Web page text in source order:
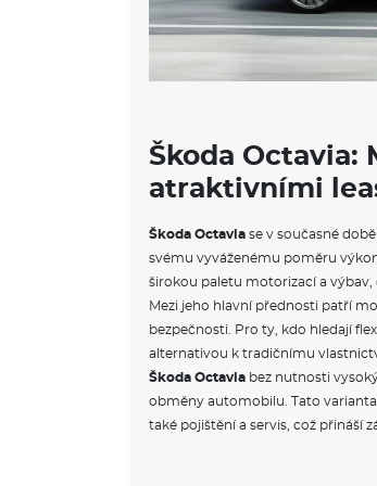
Škoda Octavia:
atraktivními
Škoda Octavia se v současné
svému vyváženému poměru
širokou paletu motorizací a výbav,
Mezi jeho hlavní přednosti patří
bezpečnosti. Pro ty, kdo hledají
alternativou k tradičnímu
Škoda Octavia bez nutnosti
obměny automobilu. Tato
také pojištění a servis, což přináší